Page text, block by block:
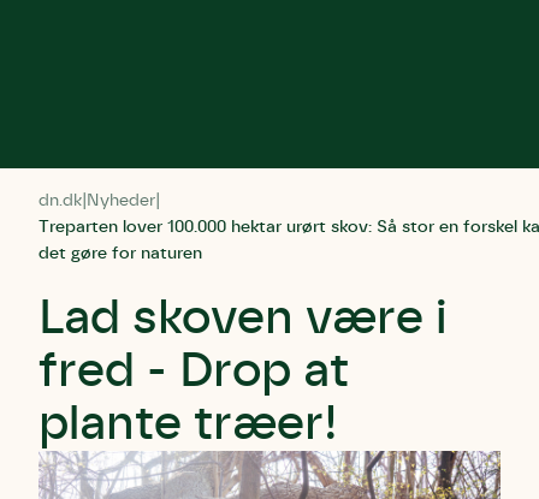
dn.dk Nyheder
Treparten lover 100.000 hektar urørt skov: Så stor en forskel
det gøre for naturen
Lad skoven være i
fred - Drop at
plante træer!